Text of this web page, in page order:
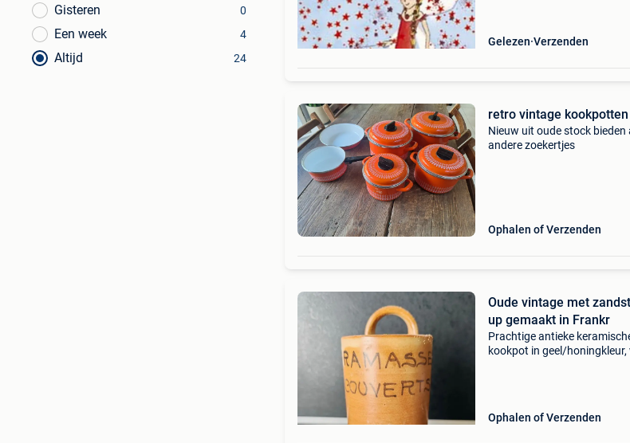
Gisteren 0
Een week 4
Altijd 24
Gelezen Verzenden
retro vintage
Nieuw uit oude stock bieden
andere zoekertjes
Ophalen of Verzenden
Oude vintage met
up gemaakt in Frankr
Prachtige antieke
kookpot in geel/
Ophalen of Verzenden